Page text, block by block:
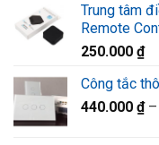
Trung tâm
Remote
250.000 ₫
Công tắc
440.000 ₫–